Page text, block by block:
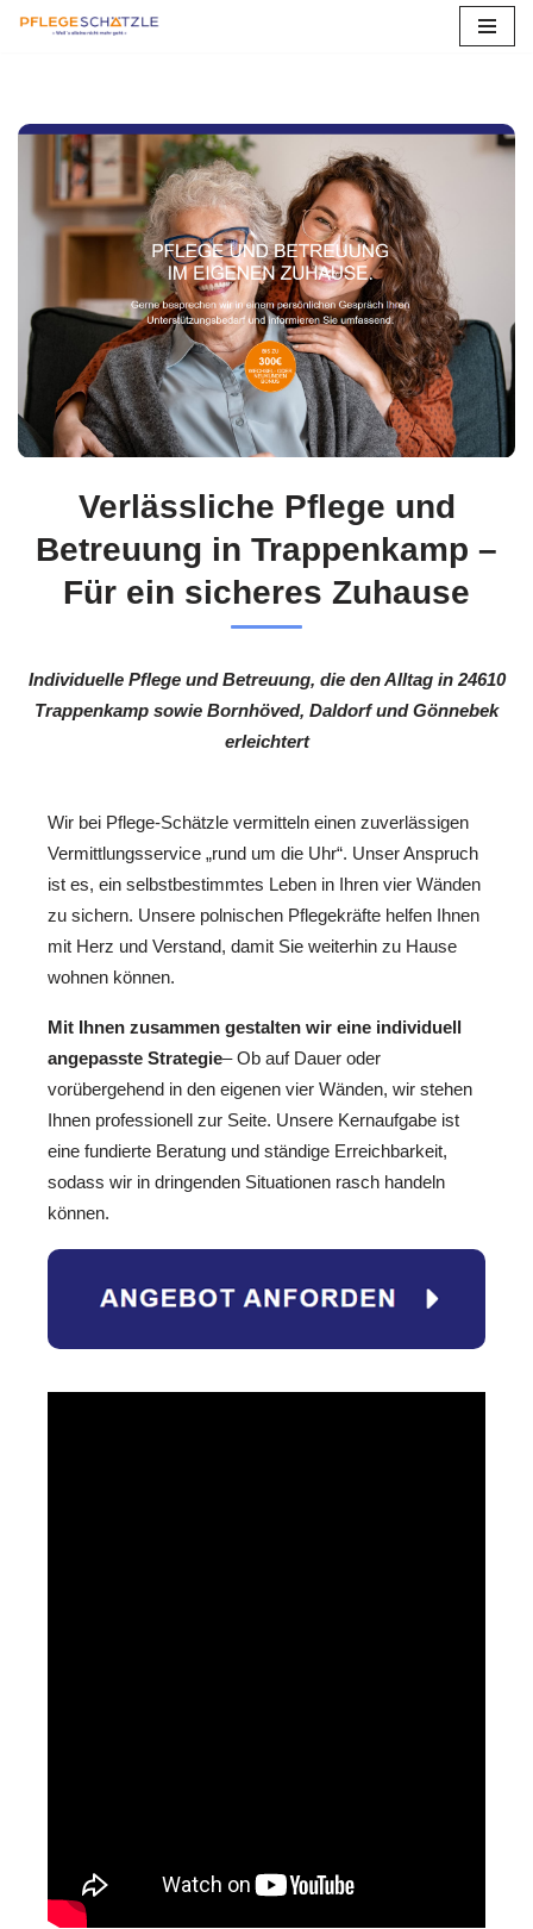
springen
Verlässliche Pflege und
Betreuung in Trappenkamp –
Für ein sicheres Zuhause
Individuelle Pflege und Betreuung, die den Alltag in 24610
Trappenkamp sowie Bornhöved, Daldorf und Gönnebek
erleichtert
Wir bei Pflege-Schätzle vermitteln einen zuverlässigen
Vermittlungsservice „rund um die Uhr“. Unser Anspruch
ist es, ein selbstbestimmtes Leben in Ihren vier Wänden
zu sichern. Unsere polnischen Pflegekräfte helfen Ihnen
mit Herz und Verstand, damit Sie weiterhin zu Hause
wohnen können.
Mit Ihnen zusammen gestalten wir eine individuell
angepasste Strategie– Ob auf Dauer oder
vorübergehend in den eigenen vier Wänden, wir stehen
Ihnen professionell zur Seite. Unsere Kernaufgabe ist
eine fundierte Beratung und ständige Erreichbarkeit,
sodass wir in dringenden Situationen rasch handeln
können.